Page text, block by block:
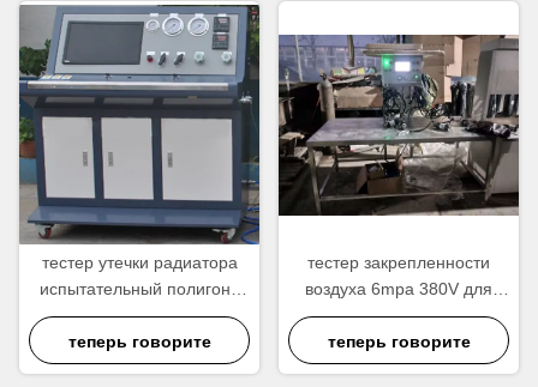
тестер утечки радиатора
испытательный полигона
380V 6mpa, машина утечки
воздуха испытывая
теперь говорите
тестер закрепленности
воздуха 6mpa 380V для
радиатора конденсатора
теперь говорите